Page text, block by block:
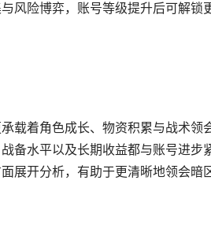
风险博弈，账号等级提升后可解锁
载着角色成长、物资积累与战术领
备水平以及长期收益都与账号进步
展开分析，有助于更清晰地领会暗